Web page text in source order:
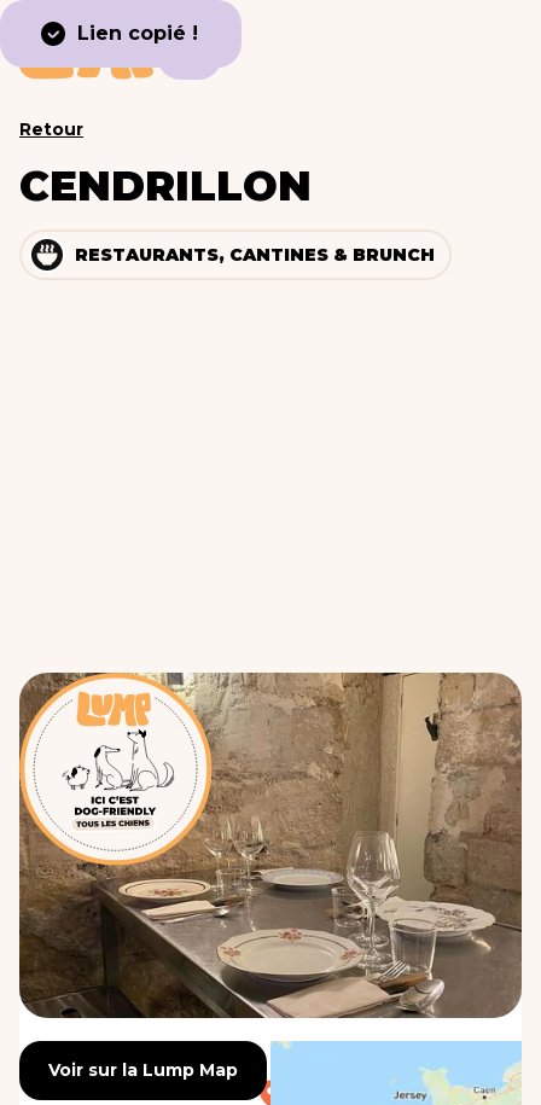
Lien copié !
Retour
CENDRILLON
RESTAURANTS, CANTINES & BRUNCH
Voir sur la Lump Map
Voir sur la Lump Map